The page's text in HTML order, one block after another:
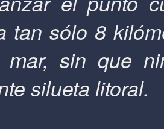
tan sólo 8
sin que
silueta litoral.